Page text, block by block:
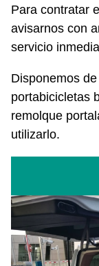
Para contratar
avisarnos con
servicio
Disponemos
portabicicletas
remolque
utilizarlo.